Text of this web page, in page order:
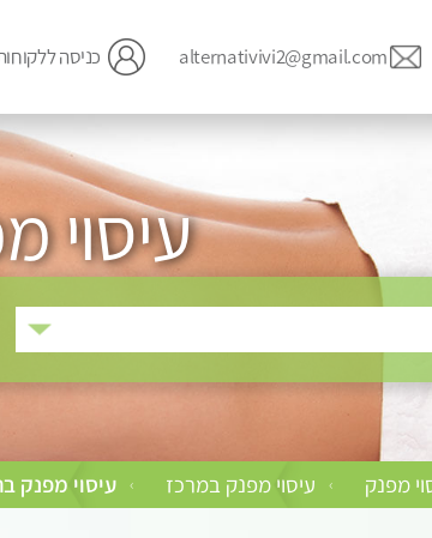
alternativivi2@gmail.com כניסה
עיסוי
מפנק › עיסוי מפנק במרכז › עיסוי מפנק